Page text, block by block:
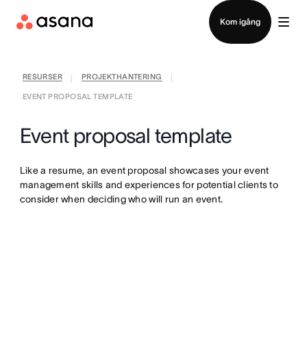
Kom igång
RESURSER PROJEKTHANTERING
EVENT PROPOSAL TEMPLATE
Event proposal template
Like a resume, an event proposal showcases your event
management skills and experiences for potential clients to
consider when deciding who will run an event.